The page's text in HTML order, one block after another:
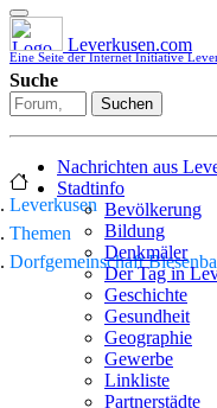
Leverkusen.com
Eine Seite der Internet Initiative
Suche
Suchen
Nachrichten aus
Stadtinfo
Bevölkerung
Bildung
Denkmäler
Der Tag in
Geschichte
Gesundheit
Geographie
Gewerbe
Linkliste
Partnerstädte
Leverkusen
Themen
Dorfgemeinschaft